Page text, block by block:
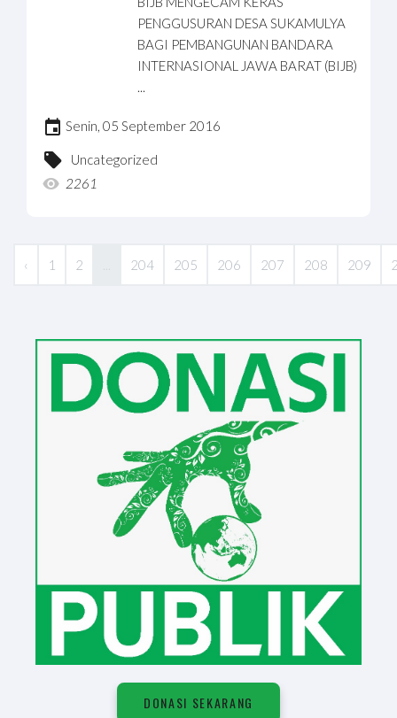
PENGGUSURAN DESA SUKAMULYA
BAGI PEMBANGUNAN BANDARA
INTERNASIONAL JAWA BARAT (BIJB)
...
Senin, 05 September 2016
Uncategorized
2261
‹ 1 2 204 205 206 207 208 209
DONASI SEKARANG